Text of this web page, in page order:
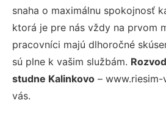
snaha o maximálnu spokojnosť
ktorá je pre nás vždy na prvom
pracovníci majú dlhoročné
sú plne k vašim službám.
studne Kalinkovo –
vás.